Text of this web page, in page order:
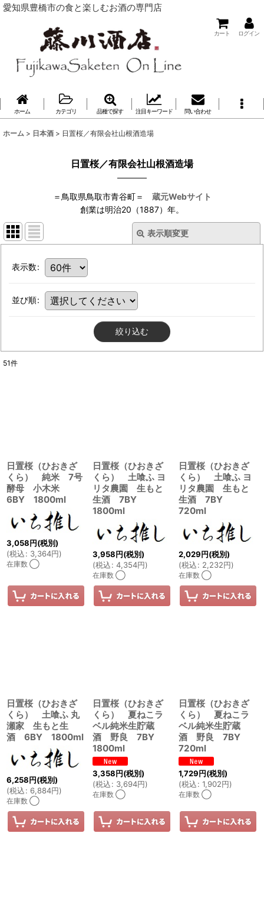
愛知県豊橋市の食と楽しむお酒の専門店
カート ログイン
ホーム カテゴリ 品種で探す 注目キーワード 問い合わせ
ホーム > 日本酒 > 日置桜／有限会社山根酒造場
日置桜／有限会社山根酒造場
＝鳥取県鳥取市青谷町＝ 蔵元Webサイト
創業は明治20（1887）年。
表示順変更
表示数:
並び順:
絞り込む
51件
日置桜（ひおきざ
くら） 純米 7号
酵母 小木米
6BY 1800ml
3,058円(税別)
(税込: 3,364円)
在庫数 ◯
日置桜（ひおきざ
くら） 土喰ふ ヨ
リタ農園 生もと
生酒 7BY
1800ml
3,958円(税別)
(税込: 4,354円)
在庫数 ◯
日置桜（ひおきざ
くら） 土喰ふ ヨ
リタ農園 生もと
生酒 7BY
720ml
2,029円(税別)
(税込: 2,232円)
在庫数 ◯
日置桜（ひおきざ
くら） 土喰ふ 丸
瀬家 生もと生
酒 6BY 1800ml
6,258円(税別)
(税込: 6,884円)
在庫数 ◯
日置桜（ひおきざ
くら） 夏ねこラ
ベル純米生貯蔵
酒 野良 7BY
1800ml
3,358円(税別)
(税込: 3,694円)
在庫数 ◯
日置桜（ひおきざ
くら） 夏ねこラ
ベル純米生貯蔵
酒 野良 7BY
720ml
1,729円(税別)
(税込: 1,902円)
在庫数 ◯